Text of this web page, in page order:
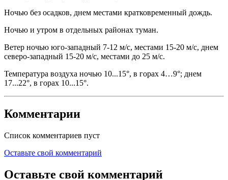
Ночью без осадков, днем местами кратковременный дождь.
Ночью и утром в отдельных районах туман.
Ветер ночью юго-западный 7-12 м/с, местами 15-20 м/с, днем
северо-западный 15-20 м/с, местами до 25 м/с.
Температура воздуха ночью 10...15°, в горах 4…9°; днем
17...22°, в горах 10...15°.
Комментарии
Список комментариев пуст
Оставьте свой комментарий
Оставьте свой комментарий